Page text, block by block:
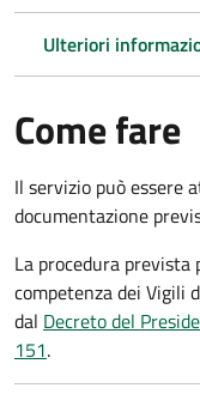
Ulteriori
Come fare
Il servizio può essere
documentazione
La procedura
competenza dei Vigili
dal Decreto del
151.